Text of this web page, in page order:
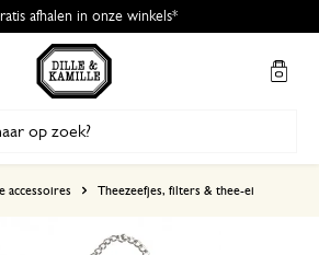
afhalen in onze winkels*
accessoires Theezeefjes, filters & thee-ei